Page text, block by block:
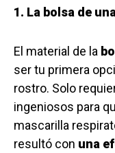
1. La bolsa de
El material de la
ser tu primera
rostro. Solo
ingeniosos para
mascarilla
resultó con una